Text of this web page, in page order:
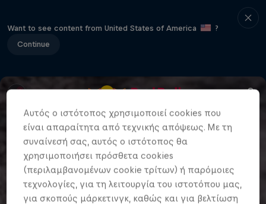
Want to see content from United States of America
?
Continue
Αυτός ο ιστότοπος χρησιμοποιεί cookies που
είναι απαραίτητα από τεχνικής απόψεως. Με τη
συναίνεσή σας, αυτός ο ιστότοπος θα
χρησιμοποιήσει πρόσθετα cookies
(περιλαμβανομένων cookie τρίτων) ή παρόμοιες
τεχνολογίες, για τη λειτουργία του ιστοτόπου μας,
για σκοπούς μάρκετινγκ, καθώς και για βελτίωση